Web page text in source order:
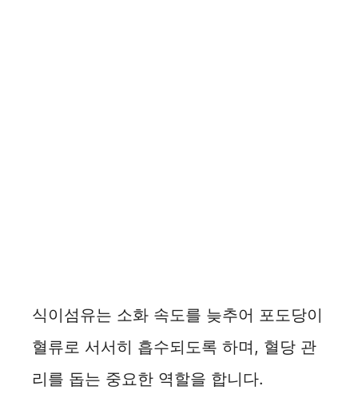
식이섬유는 소화 속도를 늦추어 포도당이
혈류로 서서히 흡수되도록 하며, 혈당 관
리를 돕는 중요한 역할을 합니다.